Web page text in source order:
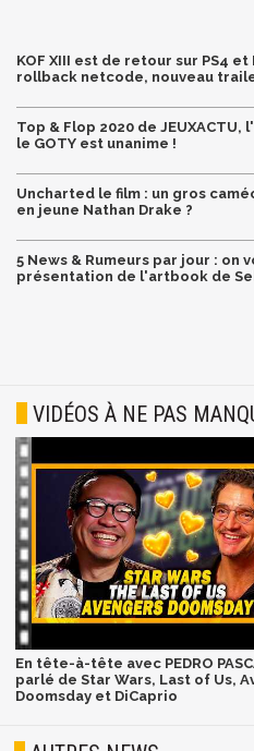
KOF XIII est de retour sur PS4
rollback netcode, nouveau
Top & Flop 2020 de
le GOTY est unanime !
Uncharted le film : un gros
en jeune Nathan Drake ?
5 News & Rumeurs par jour : on
présentation de l'artbook de
VIDÉOS À NE PAS
En tête-à-tête avec PEDRO
parlé de Star Wars, Last of Us,
Doomsday et DiCaprio